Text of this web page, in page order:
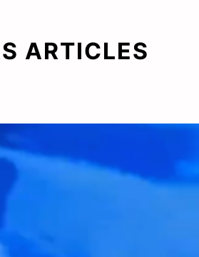
ARTICLES